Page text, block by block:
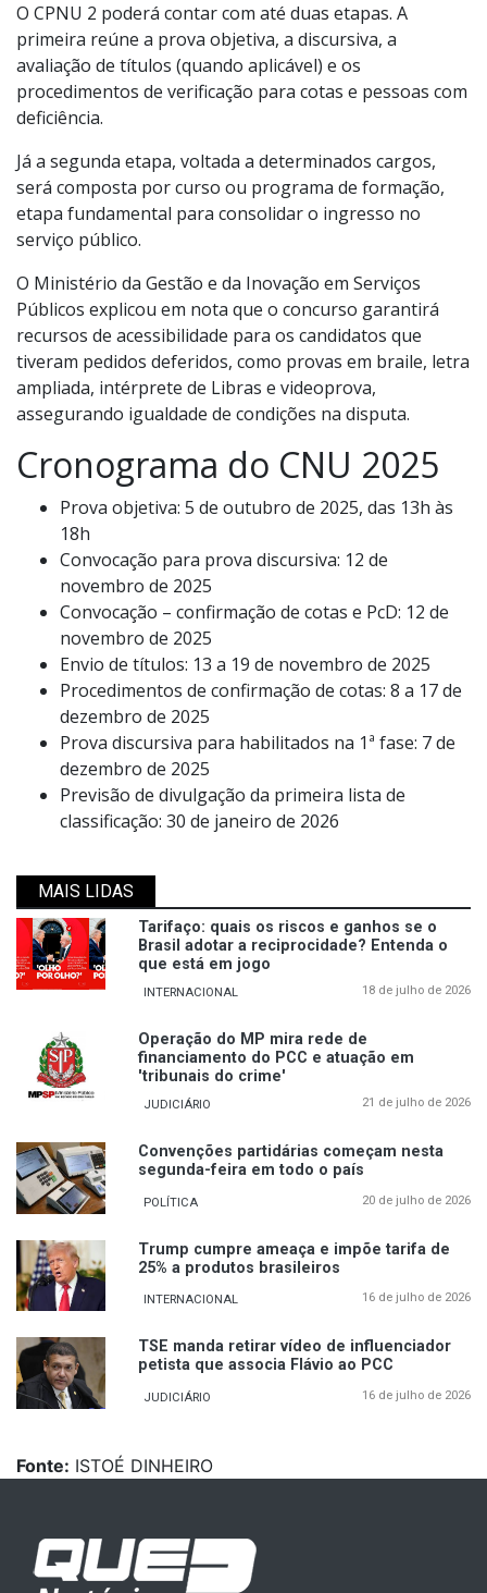
O CPNU 2 poderá contar com até duas etapas. A
primeira reúne a prova objetiva, a discursiva, a
avaliação de títulos (quando aplicável) e os
procedimentos de verificação para cotas e pessoas com
deficiência.
Já a segunda etapa, voltada a determinados cargos,
será composta por curso ou programa de formação,
etapa fundamental para consolidar o ingresso no
serviço público.
O Ministério da Gestão e da Inovação em Serviços
Públicos explicou em nota que o concurso garantirá
recursos de acessibilidade para os candidatos que
tiveram pedidos deferidos, como provas em braile, letra
ampliada, intérprete de Libras e videoprova,
assegurando igualdade de condições na disputa.
Cronograma do CNU 2025
Prova objetiva: 5 de outubro de 2025, das 13h às
18h
Convocação para prova discursiva: 12 de
novembro de 2025
Convocação – confirmação de cotas e PcD: 12 de
novembro de 2025
Envio de títulos: 13 a 19 de novembro de 2025
Procedimentos de confirmação de cotas: 8 a 17 de
dezembro de 2025
Prova discursiva para habilitados na 1ª fase: 7 de
dezembro de 2025
Previsão de divulgação da primeira lista de
classificação: 30 de janeiro de 2026
MAIS LIDAS
Tarifaço: quais os riscos e ganhos se o
Brasil adotar a reciprocidade? Entenda o
que está em jogo
INTERNACIONAL 18 de julho de 2026
Operação do MP mira rede de
financiamento do PCC e atuação em
'tribunais do crime'
JUDICIÁRIO 21 de julho de 2026
Convenções partidárias começam nesta
segunda-feira em todo o país
POLÍTICA 20 de julho de 2026
Trump cumpre ameaça e impõe tarifa de
25% a produtos brasileiros
INTERNACIONAL 16 de julho de 2026
TSE manda retirar vídeo de influenciador
petista que associa Flávio ao PCC
JUDICIÁRIO 16 de julho de 2026
Fonte: ISTOÉ DINHEIRO